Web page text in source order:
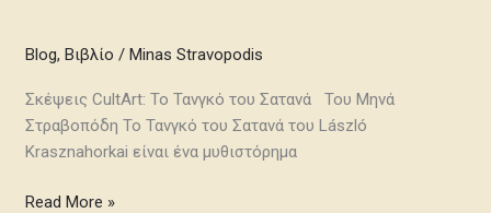
Blog, Βιβλίο / Minas Stravopodis
Σκέψεις CultArt: Το Τανγκό του Σατανά Του Μηνά
Στραβοπόδη Το Τανγκό του Σατανά του László
Krasznahorkai είναι ένα μυθιστόρημα
Read More »